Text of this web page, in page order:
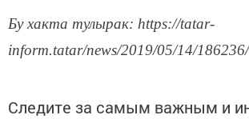
Бу хакта тулырак: https://tatar-
inform.tatar/news/2019/05/14/186236/
Следите за самым важным и